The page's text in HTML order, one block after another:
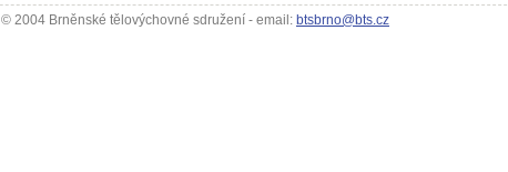
© 2004 Brněnské tělovýchovné sdružení - email: btsbrno@bts.cz